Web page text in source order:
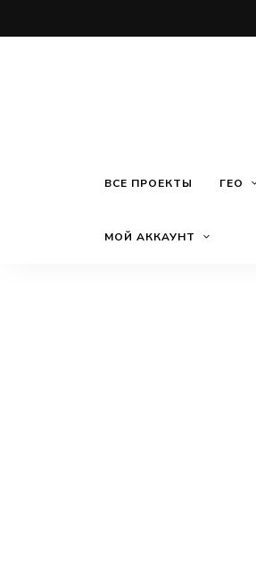
ВСЕ ПРОЕКТЫ ГЕО
МОЙ АККАУНТ